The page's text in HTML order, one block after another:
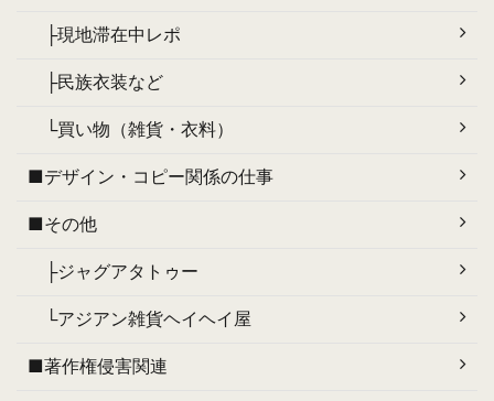
├現地滞在中レポ
├民族衣装など
└買い物（雑貨・衣料）
■デザイン・コピー関係の仕事
■その他
├ジャグアタトゥー
└アジアン雑貨ヘイヘイ屋
■著作権侵害関連